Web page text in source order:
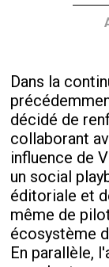
Dans la
décidé de
collaborant
influence de
un social
éditoriale et
même de
écosystème
En parallèle,